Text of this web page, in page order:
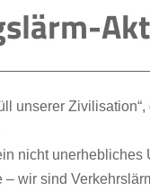
unserer
nicht
wir sind